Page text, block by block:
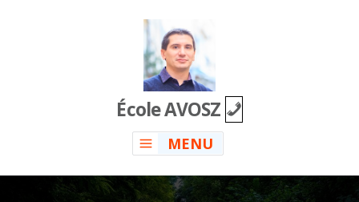
École AVOSZ
MENU